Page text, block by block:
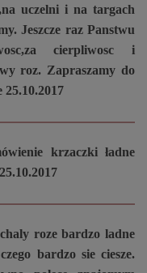
uczelni i na targach
Jeszcze raz Panstwu
cierpliwosc i
roz. Zapraszamy do
krzaczki ładne
roze bardzo ladne
bardzo sie ciesze.